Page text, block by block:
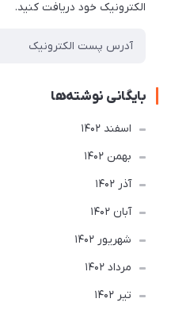
الکترونیک خود دریافت کنید.
بایگانی نوشته‌ها
اسفند 1402
بهمن 1402
آذر 1402
آبان 1402
شهریور 1402
مرداد 1402
تير 1402